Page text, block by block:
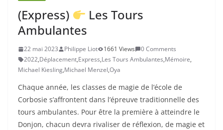
(Express)
Les Tours
Ambulantes
22 mai 2023 Philippe Liot 1661 Views
0 Comments
2022,Déplacement,Express,Les Tours Ambulantes,Mémoire,
Michael Kiesling,Michael Menzel,Oya
Chaque année, les classes de magie de l’école de
Corbosie s’affrontent dans l’épreuve traditionnelle des
tours ambulantes. Pour être la première à atteindre le
Donjon, chacun devra rivaliser de réflexion, de magie et